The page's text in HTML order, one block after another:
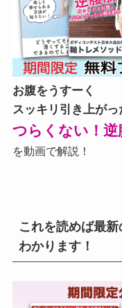
お腹をうすーく
スッキリ引き上がっ
つらくない！逆
を動画で解説！
これを読めば最
わかります！